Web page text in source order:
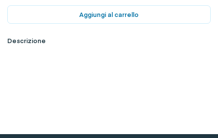
Aggiungi al carrello
Descrizione